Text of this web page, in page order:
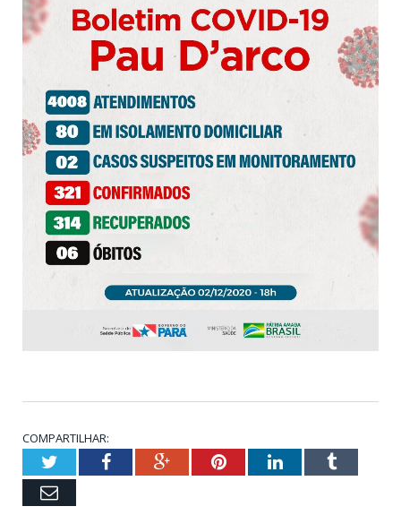
COMPARTILHAR:
TwitterFacebookGoogle+PinterestLinkedInTumblr
Email